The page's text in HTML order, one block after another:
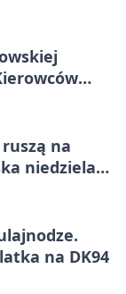
na
niedziela
na DK94